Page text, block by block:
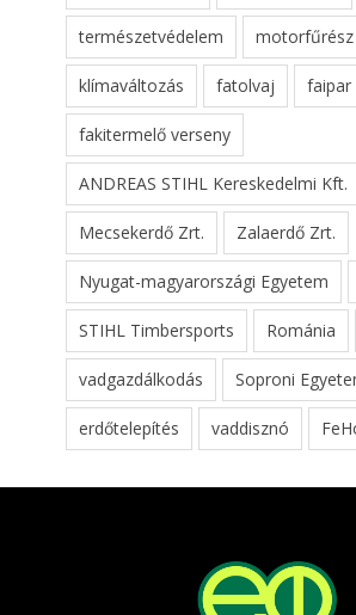
természetvédelem motorfűrész
klímaváltozás fatolvaj faipar
fakitermelő verseny
ANDREAS STIHL Kereskedelmi Kft.
Mecsekerdő Zrt. Zalaerdő Zrt.
Nyugat-magyarországi Egyetem
STIHL Timbersports Románia
vadgazdálkodás Soproni
erdőtelepítés vaddisznó